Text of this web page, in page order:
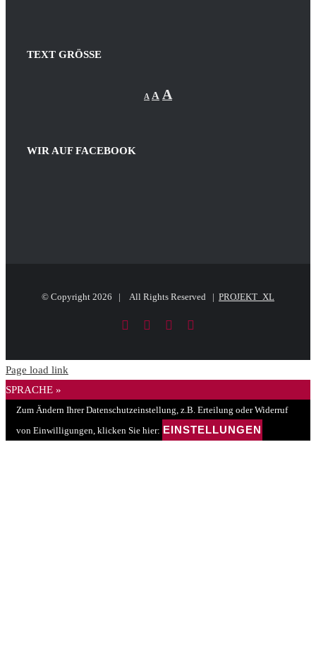
TEXT GRÖSSE
A
font
A Reset
A
WIR AUF FACEBOOK
© Copyright 2026 | All Rights Reserved | PROJEKT_XL
FacebookLinkedIn
PayPal
Page load link
SPRACHE »
Zum Ändern Ihrer Datenschutzeinstellung, z.B. Erteilung oder Widerruf
von Einwilligungen, klicken Sie hier: EINSTELLUNGEN